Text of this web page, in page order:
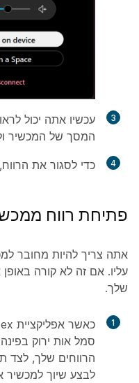
3
עכשיו אתה יכול
המסך של המכשיר
4 כדי לסגור את
פתיחת רווח
עליו. אם זה לא קורה באופן
שלך.
1
סמל אות ירוק
הרווחים שלך, לצד
לבצע שיוך